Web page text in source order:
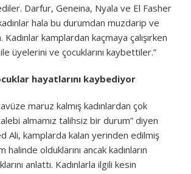
Darfur, Geneina, Nyala ve El Fasher
hala bu durumdan muzdarip ve
Kadınlar kamplardan kaçmaya çalışırken
üyelerini ve çocuklarını kaybettiler.”
hayatlarını kaybediyor
maruz kalmış kadınlardan çok
almamız talihsiz bir durum” diyen
Ali, kamplarda kalan yerinden edilmiş
halinde olduklarını ancak kadınların
anlattı. Kadınlarla ilgili kesin